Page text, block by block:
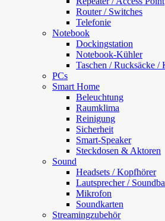
Router / Switches
Telefonie
Notebook
Dockingstation
Notebook-Kühler
Taschen / Rucksäcke /
PCs
Smart Home
Beleuchtung
Raumklima
Reinigung
Sicherheit
Smart-Speaker
Steckdosen & Aktoren
Sound
Headsets / Kopfhörer
Lautsprecher /
Mikrofon
Soundkarten
Streamingzubehör